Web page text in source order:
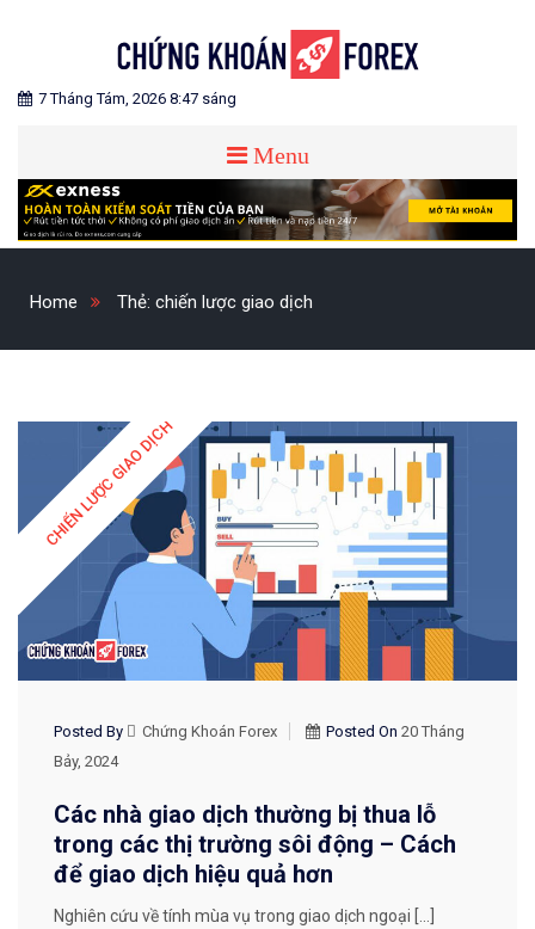
CHỨNG KHOÁN FOREX
Blog chia sẻ về Chứng Khoán và Forex
7 Tháng Tám, 2026 8:47 sáng
Menu
Home Thẻ: chiến lược giao dịch
CHIẾN LƯỢC GIAO DỊCH
Posted By Chứng Khoán Forex Posted On 20 Tháng
Bảy, 2024
Các nhà giao dịch thường bị thua lỗ
trong các thị trường sôi động – Cách
để giao dịch hiệu quả hơn
Nghiên cứu về tính mùa vụ trong giao dịch ngoại […]